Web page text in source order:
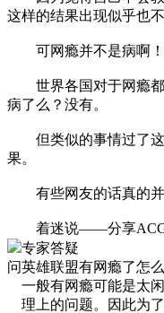
这样的结果出现似乎也
可网瘾并不是病啊！
世界各国对于网瘾都
病了么？没有。
但类似的事情过了这
果。
有些网友的话真的并
着迷说——分享
专家答疑
问英雄联盟有网瘾了怎
一般有网瘾可能是太
理上的问题。因此为